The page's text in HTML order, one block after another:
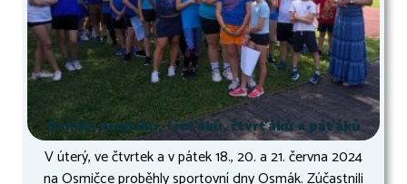
Osmák druháků, třeťáků, čtvrťáků a páťáků
V úterý, ve čtvrtek a v pátek 18., 20. a 21. června 2024
na Osmičce proběhly sportovní dny Osmák. Zúčastnili